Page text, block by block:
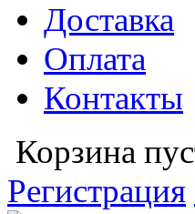
Доставка
Оплата
Контакты
Корзина
Регистрация